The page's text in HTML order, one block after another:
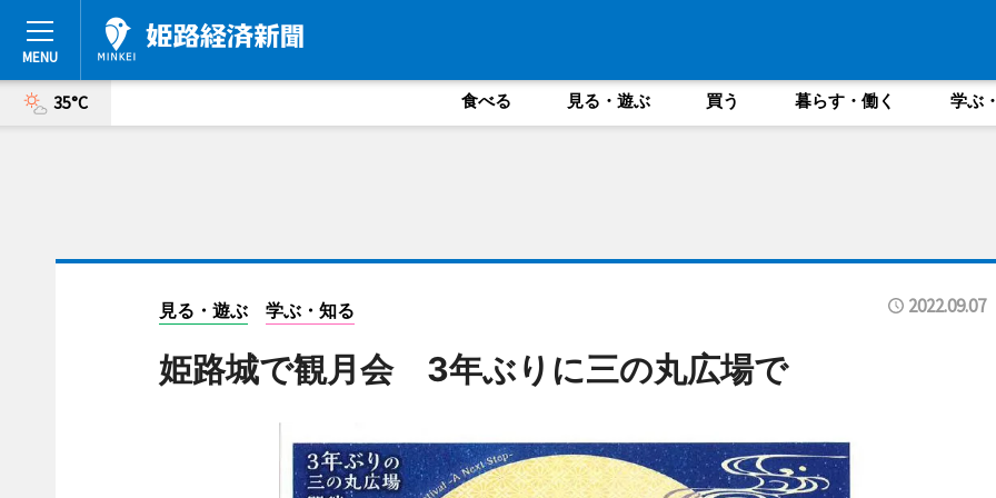
35°C 食べる 見る・遊ぶ 買う 暮らす・働く 学ぶ
見る・遊ぶ 学ぶ・知る 2022.09.07
姫路城で観月会 3年ぶりに三の丸広場で